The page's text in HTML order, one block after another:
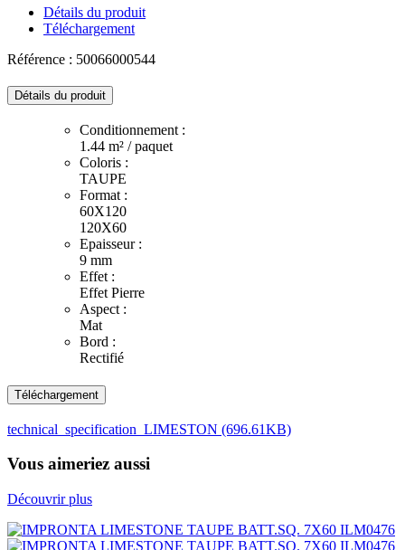
Détails du produit
Téléchargement
Référence : 50066000544
Détails du produit
Conditionnement :
1.44 m² / paquet
Coloris :
TAUPE
Format :
60X120
120X60
Epaisseur :
9 mm
Effet :
Effet Pierre
Aspect :
Mat
Bord :
Rectifié
Téléchargement
technical_specification_LIMESTON (696.61KB)
Vous aimeriez aussi
Découvrir plus